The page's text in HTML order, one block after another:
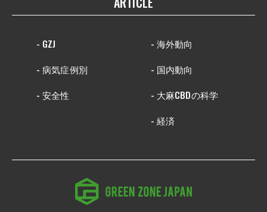
- GZJ
- 病気症例別
- 安全性
- 海外動向
- 国内動向
- 大麻CBDの科学
- 経済